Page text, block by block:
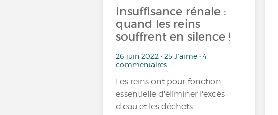
Insuffisance rénale :
quand les reins
souffrent en silence !
26 juin 2022 • 25 J'aime • 4
commentaires
Les reins ont pour fonction
essentielle d'éliminer l'excès
d'eau et les déchets